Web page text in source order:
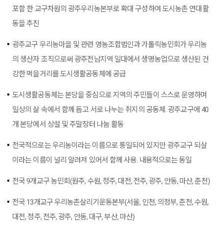
포함 한 교구차원의 광주우리농본부로 확대 구성하여 도시농촌 연대활
동을 추진
광주교구 우리농마을 및 관련 영농조합법인과 가톨릭농민회가 우리농
의 생산자 조직으로써 광주전남지역 일대에서 생명농업으로 생산된 건
강한 먹을거리를 도시생활공동체에 공급
도시생활공동체는 본당을 중심으로 지역의 주민들이 스스로 운영하며
일상의 삶 속에서 함께 돕고 서로 나누는 취지의 공동체. 광주교구에 40
개 본당에서 상설 및 주말장터 나눔 활동
전국적으로는 우리농이라는 이름으로 통일되어 있지만 광주교구 되살
이라는 이름이 널리 알려져 있어서 함께 사용. 내용적으로는 동일
전국 9개교구 농민회(원주, 수원, 청주, 대전, 전주, 광주, 안동, 마산, 춘천)
전국 13개교구 우리농촌살리기운동본부(서울, 인천, 의정부, 춘천, 수원,
대전, 청주, 전주, 광주, 안동, 대구, 부산, 마산)